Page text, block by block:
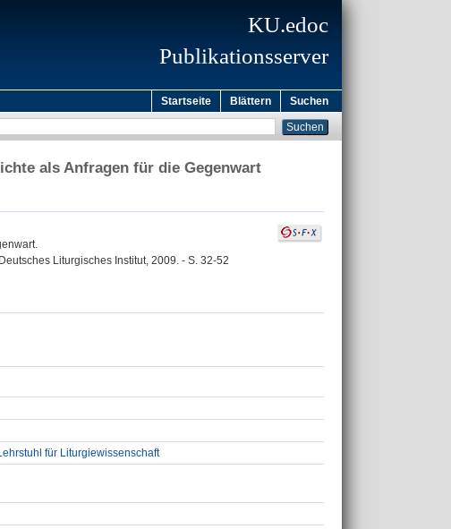
KU.edoc
Publikationsserver
Startseite Blättern Suchen
als Anfragen für die Gegenwart
Liturgisches Institut, 2009. - S. 32-52
für Liturgiewissenschaft